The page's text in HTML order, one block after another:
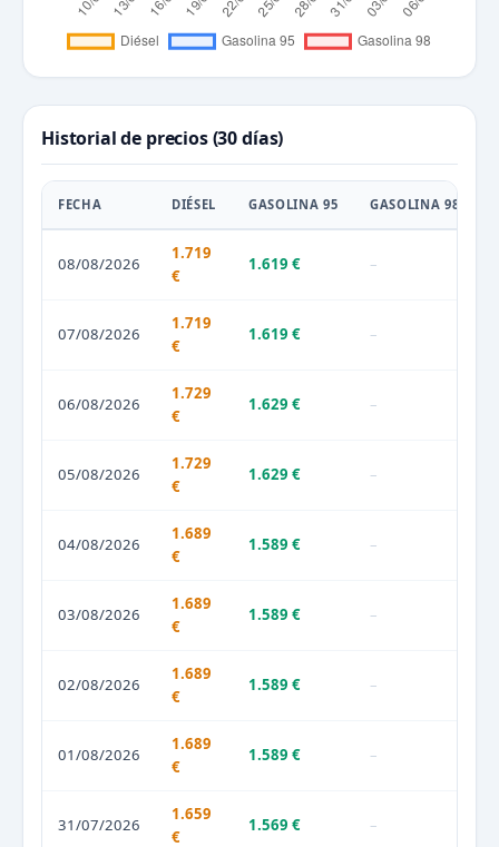
Historial de precios (30 días)
FECHA DIÉSEL GASOLINA 95 GASOLINA 98
08/08/2026
1.719
€
1.619 € –
07/08/2026
1.719
€
1.619 € –
06/08/2026
1.729
€
1.629 € –
05/08/2026
1.729
€
1.629 € –
04/08/2026
1.689
€
1.589 € –
03/08/2026
1.689
€
1.589 € –
02/08/2026
1.689
€
1.589 € –
01/08/2026
1.689
€
1.589 € –
31/07/2026
1.659
€
1.569 € –